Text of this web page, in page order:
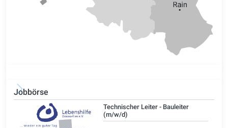
Jobbörse
Technischer Leiter - Bauleiter
(m/w/d)